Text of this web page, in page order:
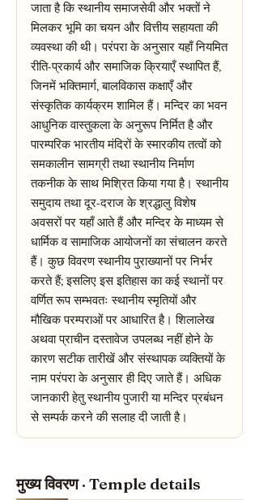
जाता है कि स्थानीय समाजसेवी और भक्तों ने
मिलकर भूमि का चयन और वित्तीय सहायता की
व्यवस्था की थी। परंपरा के अनुसार यहाँ नियमित
रीति-प्रकार्य और समाजिक क्रियाएँ स्थापित हैं,
जिनमें भक्तिमार्ग, बालविकास कक्षाएँ और
संस्कृतिक कार्यक्रम शामिल हैं। मन्दिर का भवन
आधुनिक वास्तुकला के अनुरूप निर्मित है और
पारम्परिक भारतीय मंदिरों के स्मारकीय तत्वों को
समकालीन सामग्री तथा स्थानीय निर्माण
तकनीक के साथ मिश्रित किया गया है। स्थानीय
समुदाय तथा दूर-दराज के श्रद्धालु विशेष
अवसरों पर यहाँ आते हैं और मन्दिर के माध्यम से
धार्मिक व सामाजिक आयोजनों का संचालन करते
हैं। कुछ विवरण स्थानीय पुराख्यानों पर निर्भर
करते हैं; इसलिए इस इतिहास का कई स्थानों पर
वर्णित रूप सम्भवतः स्थानीय स्मृतियों और
मौखिक परम्पराओं पर आधारित है। शिलालेख
अथवा प्राचीन दस्तावेज उपलब्ध नहीं होने के
कारण सटीक तारीखें और संस्थापक व्यक्तियों के
नाम परंपरा के अनुसार ही दिए जाते हैं। अधिक
जानकारी हेतु स्थानीय पुजारी या मन्दिर प्रबंधन
से सम्पर्क करने की सलाह दी जाती है।
मुख्य विवरण · Temple details